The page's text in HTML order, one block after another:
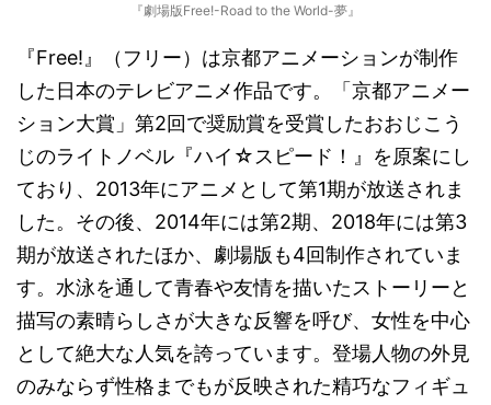
『劇場版Free!-Road to the World-夢』
『Free!』（フリー）は京都アニメーションが制作
した日本のテレビアニメ作品です。「京都アニメー
ション大賞」第2回で奨励賞を受賞したおおじこう
じのライトノベル『ハイ☆スピード！』を原案にし
ており、2013年にアニメとして第1期が放送されま
した。その後、2014年には第2期、2018年には第3
期が放送されたほか、劇場版も4回制作されていま
す。水泳を通して青春や友情を描いたストーリーと
描写の素晴らしさが大きな反響を呼び、女性を中心
として絶大な人気を誇っています。登場人物の外見
のみならず性格までもが反映された精巧なフィギュ